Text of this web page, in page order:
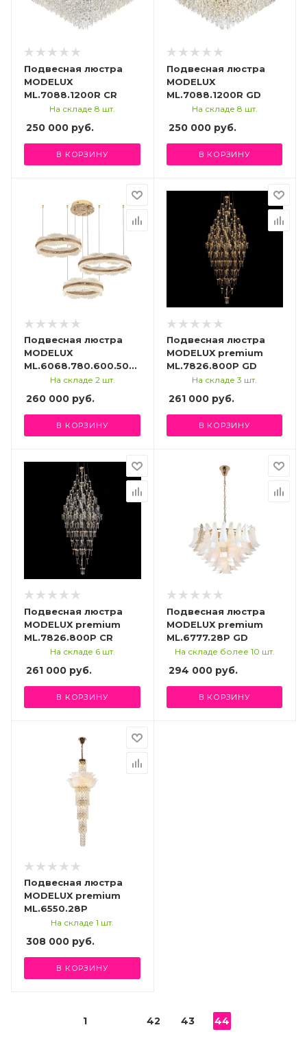
Подвесная люстра
MODELUX
ML.7088.1200R CR
На складе 8 шт.
250 000 руб.
В КОРЗИНУ
Подвесная люстра
MODELUX
ML.7088.1200R GD
На складе 8 шт.
250 000руб.
В КОРЗИНУ
Подвесная люстра
MODELUX
ML.6068.780.600.500
На складе 2 шт.
260 000 руб.
В КОРЗИНУ
Подвесная люстра
MODELUX premium
ML.7826.800P GD
На складе 3 шт.
261 000руб.
В КОРЗИНУ
Подвесная люстра
MODELUX premium
ML.7826.800P CR
На складе 6 шт.
261 000 руб.
В КОРЗИНУ
Подвесная люстра
MODELUX premium
ML.6777.28P GD
На складе более 10 шт.
294 000руб.
В КОРЗИНУ
Подвесная люстра
MODELUX premium
ML.6550.28P
На складе 1 шт.
308 000 руб.
В КОРЗИНУ
1 42 43 44